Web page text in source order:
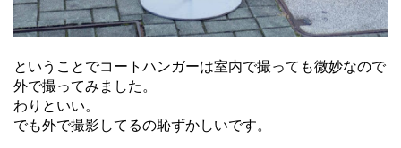
ということでコートハンガーは室内で撮っても微妙なので
外で撮ってみました。
わりといい。
でも外で撮影してるの恥ずかしいです。